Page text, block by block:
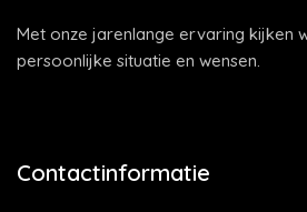
Met onze jarenlange ervaring kijken
persoonlijke situatie en wensen.
Contactinformatie